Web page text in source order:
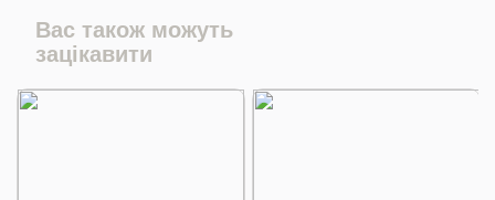
Вас також можуть
зацікавити